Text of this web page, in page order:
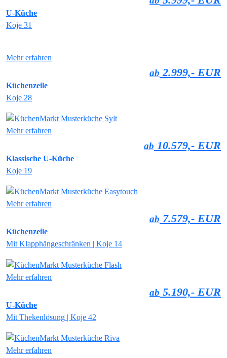
U-Küche
Koje 31
Mehr erfahren
ab 2.999,- EUR
Küchenzeile
Koje 28
Mehr erfahren
ab 10.579,- EUR
Klassische U-Küche
Koje 19
Mehr erfahren
ab 7.579,- EUR
Küchenzeile
Mit Klapphängeschränken | Koje 14
Mehr erfahren
ab 5.190,- EUR
U-Küche
Mit Thekenlösung | Koje 42
Mehr erfahren